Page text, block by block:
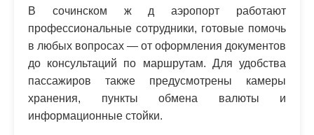
В сочинском ж д аэропорт работают
профессиональные сотрудники, готовые помочь
в любых вопросах — от оформления документов
до консультаций по маршрутам. Для удобства
пассажиров также предусмотрены камеры
хранения, пункты обмена валюты и
информационные стойки.